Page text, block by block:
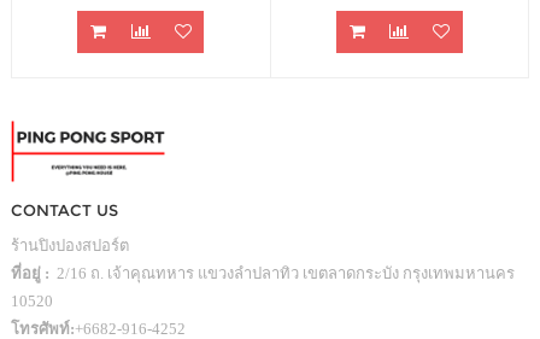
CONTACT US
ร้านปิงปองสปอร์ต
ที่อยู่ : 2/16 ถ. เจ้าคุณทหาร แขวงลำปลาทิว เขตลาดกระบัง กรุงเทพมหานคร
10520
โทรศัพท์:+6682-916-4252